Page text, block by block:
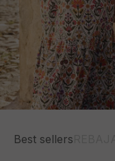
Best sellers